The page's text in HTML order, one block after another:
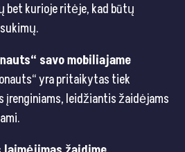
bet kurioje ritėje, kad būtų
savo mobiliajame
yra pritaikytas tiek
įrenginiams, leidžiantis žaidėjams